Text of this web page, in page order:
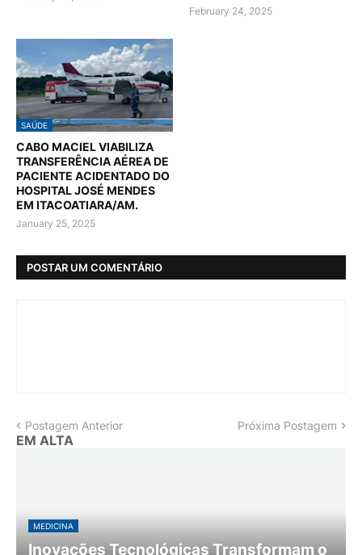
February 24, 2025
SAÚDE
CABO MACIEL VIABILIZA
TRANSFERÊNCIA AÉREA DE
PACIENTE ACIDENTADO DO
HOSPITAL JOSÉ MENDES
EM ITACOATIARA/AM.
January 25, 2025
POSTAR UM COMENTÁRIO
Postagem Anterior Próxima Postagem
EM ALTA
MEDICINA
Inovações Tecnológicas Transformam o